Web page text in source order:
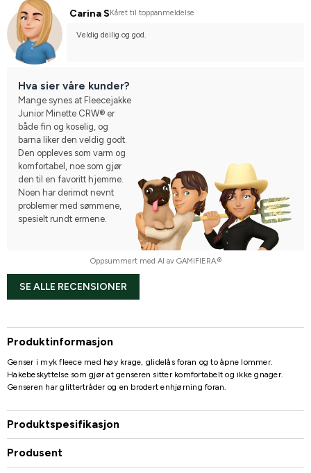
Carina S Kåret til toppanmeldelse
Veldig deilig og god.
Hva sier våre kunder?
Mange synes at Fleecejakke
Junior Minette CRW® er
både fin og koselig, og
barna liker den veldig godt.
Den oppleves som varm og
komfortabel, noe som gjør
den til en favoritt hjemme.
Noen har derimot nevnt
problemer med sømmene,
spesielt rundt ermene.
Oppsummert med AI av GAMIFIERA.®
SE ALLE RECENSIONER
Produktinformasjon
Genser i myk fleece med høy krage, glidelås foran og to åpne lommer.
Hakebeskyttelse som gjør at genseren sitter komfortabelt og ikke gnager.
Genseren har glittertråder og en brodert enhjørning foran.
Produktspesifikasjon
Produsent